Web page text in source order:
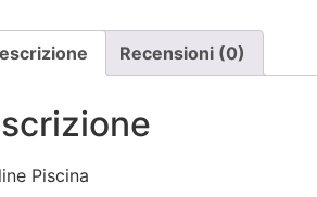
Recensioni (0)
Piscina